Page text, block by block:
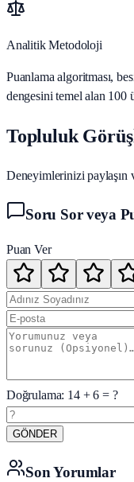
Analitik Metodoloji
Puanlama algoritması,
dengesini temel alan 100
Topluluk
Deneyimlerinizi paylaşın
Soru Sor veya
Puan Ver
Doğrulama: 14+6 = ?
GÖNDER
Son Yorumlar